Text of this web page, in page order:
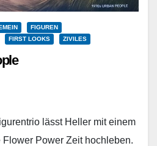
FIGUREN
FIRST LOOKS ZIVILES
lässt Heller mit einem
Power Zeit hochleben.